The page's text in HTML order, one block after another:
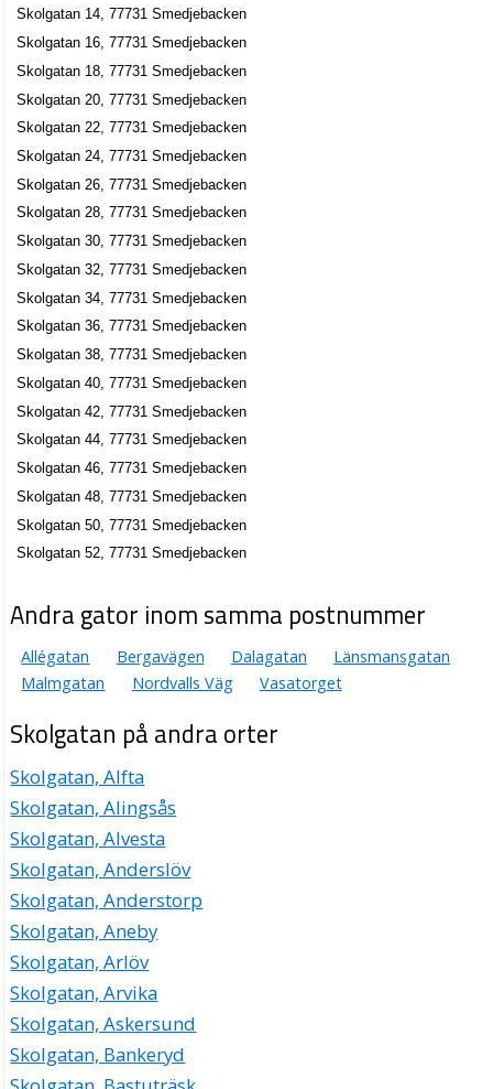
Skolgatan 14, 77731 Smedjebacken
Skolgatan 16, 77731 Smedjebacken
Skolgatan 18, 77731 Smedjebacken
Skolgatan 20, 77731 Smedjebacken
Skolgatan 22, 77731 Smedjebacken
Skolgatan 24, 77731 Smedjebacken
Skolgatan 26, 77731 Smedjebacken
Skolgatan 28, 77731 Smedjebacken
Skolgatan 30, 77731 Smedjebacken
Skolgatan 32, 77731 Smedjebacken
Skolgatan 34, 77731 Smedjebacken
Skolgatan 36, 77731 Smedjebacken
Skolgatan 38, 77731 Smedjebacken
Skolgatan 40, 77731 Smedjebacken
Skolgatan 42, 77731 Smedjebacken
Skolgatan 44, 77731 Smedjebacken
Skolgatan 46, 77731 Smedjebacken
Skolgatan 48, 77731 Smedjebacken
Skolgatan 50, 77731 Smedjebacken
Skolgatan 52, 77731 Smedjebacken
Andra gator inom samma postnummer
Allégatan Bergavägen Dalagatan
Länsmansgatan
Malmgatan
Nordvalls Väg Vasatorget
Skolgatan på andra orter
Skolgatan, Alfta
Skolgatan, Alingsås
Skolgatan, Alvesta
Skolgatan, Anderslöv
Skolgatan, Anderstorp
Skolgatan, Aneby
Skolgatan, Arlöv
Skolgatan, Arvika
Skolgatan, Askersund
Skolgatan, Bankeryd